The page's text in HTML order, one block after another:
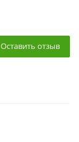
Оставить отзыв